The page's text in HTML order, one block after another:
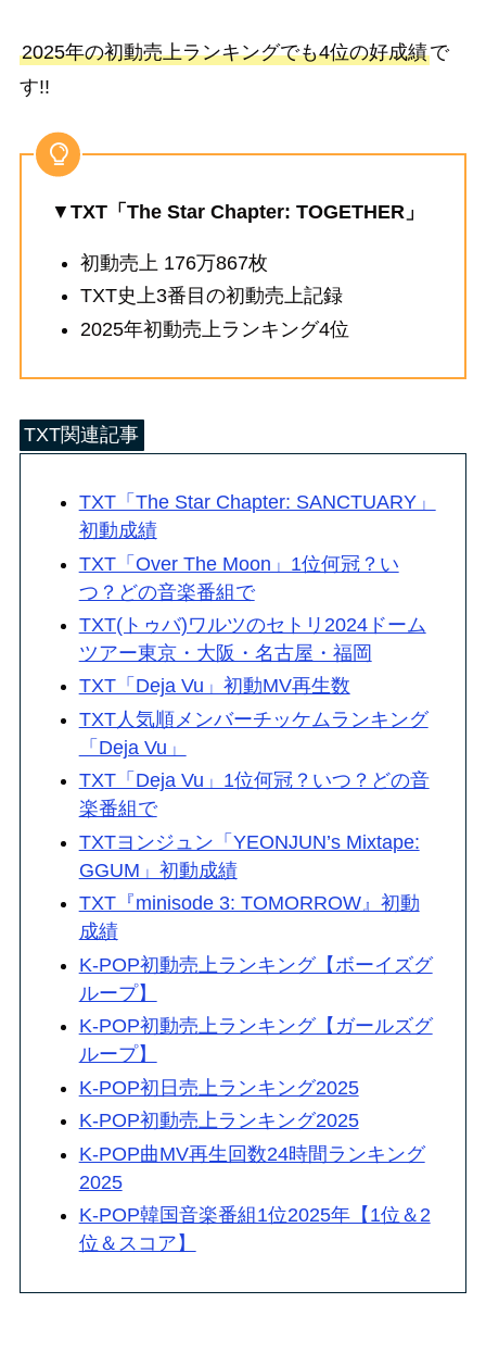
2025年の初動売上ランキングでも4位の好成績で
す!!
▼ TXT「The Star Chapter: TOGETHER」
初動売上 176万867枚
TXT史上3番目の初動売上記録
2025年初動売上ランキング4位
TXT関連記事
TXT「The Star Chapter: SANCTUARY」
初動成績
TXT「Over The Moon」1位何冠？い
つ？どの音楽番組で
TXT(トゥバ)ワルツのセトリ2024ドーム
ツアー東京・大阪・名古屋・福岡
TXT「Deja Vu」初動MV再生数
TXT人気順メンバーチッケムランキング
「Deja Vu」
TXT「Deja Vu」1位何冠？いつ？どの音
楽番組で
TXTヨンジュン「YEONJUN’s Mixtape:
GGUM」初動成績
TXT『minisode 3: TOMORROW』初動
成績
K-POP初動売上ランキング【ボーイズグ
ループ】
K-POP初動売上ランキング【ガールズグ
ループ】
K-POP初日売上ランキング2025
K-POP初動売上ランキング2025
K-POP曲MV再生回数24時間ランキング
2025
K-POP韓国音楽番組1位2025年【1位＆2
位＆スコア】